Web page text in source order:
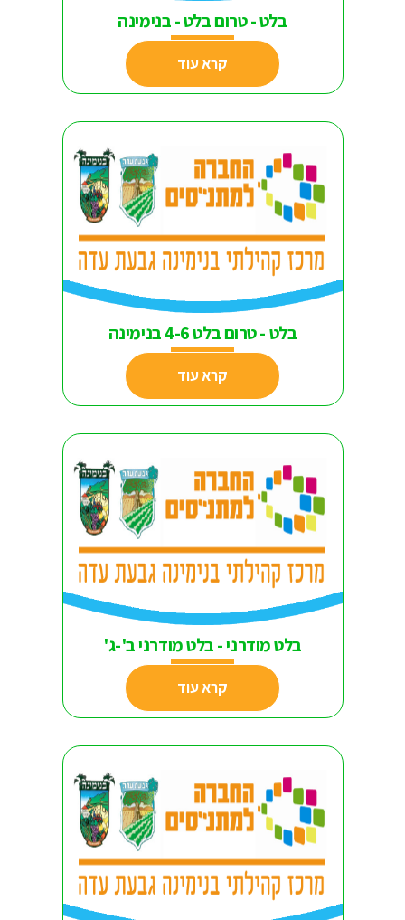
בלט - טרום בלט - בנימינה
קרא עוד
בלט - טרום בלט 4-6 בנימינה
קרא עוד
בלט מודרני - בלט מודרני ב'-ג'
קרא עוד